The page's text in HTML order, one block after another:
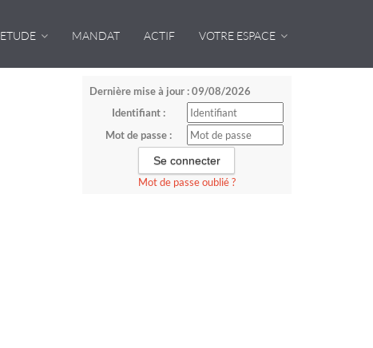
ETUDE MANDAT ACTIF VOTRE ESPACE
Dernière mise à jour : 09/08/2026
Identifiant :
Mot de passe :
Mot de passe oublié ?